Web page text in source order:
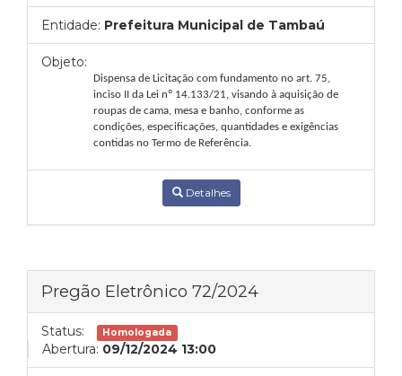
Entidade: Prefeitura Municipal de Tambaú
Objeto:
Dispensa de Licitação com fundamento no art. 75,
inciso II da Lei nº 14.133/21, visando à aquisição de
roupas de cama, mesa e banho, conforme as
condições,especificações, quantidades e exigências
contidas no Termo de Referência.
Detalhes
Pregão Eletrônico 72/2024
Status: Homologada
Abertura: 09/12/2024 13:00